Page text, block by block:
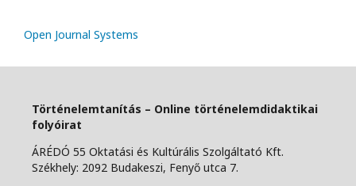
Open Journal Systems
Történelemtanítás – Online történelemdidaktikai
folyóirat
ÁRÉDÓ 55 Oktatási és Kultúrális Szolgáltató Kft.
Székhely: 2092 Budakeszi, Fenyő utca 7.